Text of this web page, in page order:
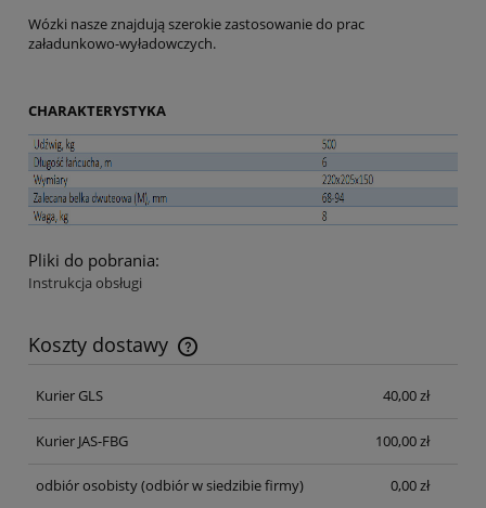
Wózki nasze znajdują szerokie zastosowanie do prac
załadunkowo-wyładowczych.
CHARAKTERYSTYKA
Pliki do pobrania:
Instrukcja obsługi
Koszty dostawy
Cena nie zawiera ewentualnych kosztów płatności
Kurier GLS
40,00 zł
Kurier JAS-FBG 100,00 zł
odbiór osobisty(odbiór w siedzibie firmy) 0,00 zł